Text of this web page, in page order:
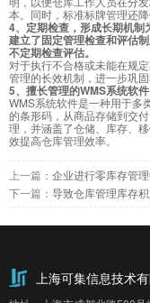
本。同时，标准标牌管理还
4、定期检查，形成长期机制
建立了固定管理检查和评估
不定期检查评估。
对于执行不合格或未能在规
管理的长效机制，进一步巩固
5、擅长管理的WMS系统软件
WMS系统软件是一种用于多
的条形码，从商品存储到交
理，并涵盖了仓储、库存、
效提高仓库管理效率。
上一篇： 企业进行零库存管
下一篇： 导致仓库管理库存
上海可集信息技术